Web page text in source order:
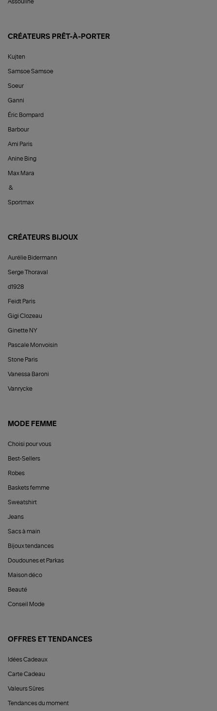
Assouline
CRÉATEURS PRÊT-À-PORTER
Kujten
Samsoe Samsoe
Soeur
Ganni
Éric Bompard
Barbour
Ami Paris
Anine Bing
Max Mara
&
Sportmax
CRÉATEURS BIJOUX
Aurélie Bidermann
Serge Thoraval
d1928
Feidt Paris
Gigi Clozeau
Ginette NY
Pascale Monvoisin
Stone Paris
Vanessa Baroni
Vanrycke
MODE FEMME
Choisi pour vous
Best-Sellers
Robes
Baskets femme
Sweatshirt
Jeans
Sacs à main
Bijoux tendances
Doudounes et Parkas
Maison déco
Beauté
Conseil Mode
OFFRES ET TENDANCES
Idées Cadeaux
Carte Cadeau
Valeurs Sûres
Tendances du moment